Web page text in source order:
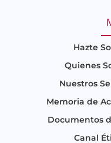
Hazte
Quienes
Nuestros
Memoria de
Documentos
Canal